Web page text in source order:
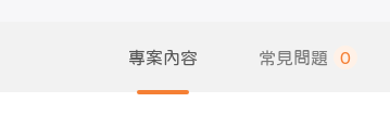
專案內容 常見問題 0